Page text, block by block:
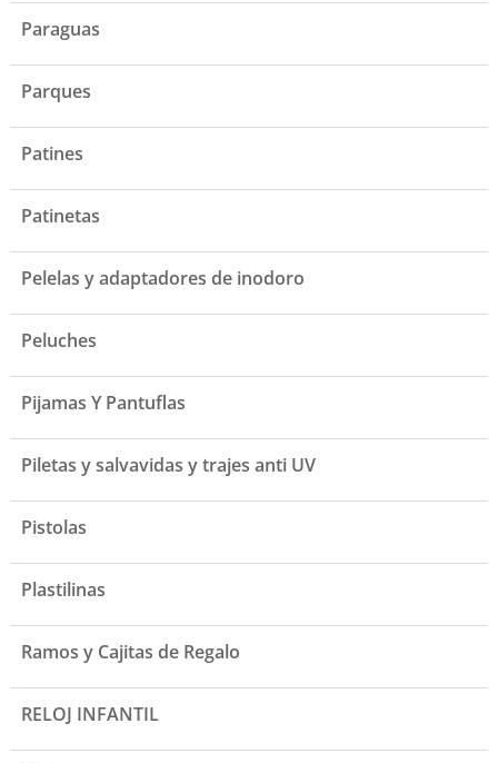
Paraguas
Parques
Patines
Patinetas
Pelelas y adaptadores de inodoro
Peluches
Pijamas Y Pantuflas
Piletas y salvavidas y trajes anti UV
Pistolas
Plastilinas
Ramos y Cajitas de Regalo
RELOJ INFANTIL